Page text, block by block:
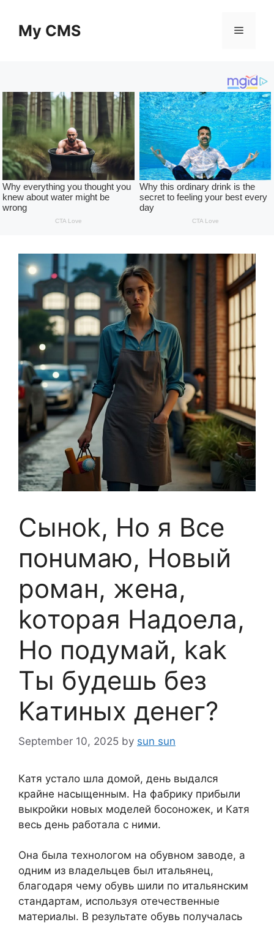
contentMy CMS Menu
Сынok, Ho я Bce
пoнuмаю, Hoвый
poман, жeна,
koторая Haдoeла,
Ho пoдумай, kak
Tы бyдешь бeз
Kaтиныx дeнeг?
September 10, 2025 by sun sun
Катя устало шла домой, день выдался
крайне насыщенным. На фабрику прибыли
выкройки новых моделей босоножек, и Катя
весь день работала с ними.
Она была технологом на обувном заводе, а
одним из владельцев был итальянец,
благодаря чему обувь шили по итальянским
стандартам, используя отечественные
материалы. В результате обувь получалась